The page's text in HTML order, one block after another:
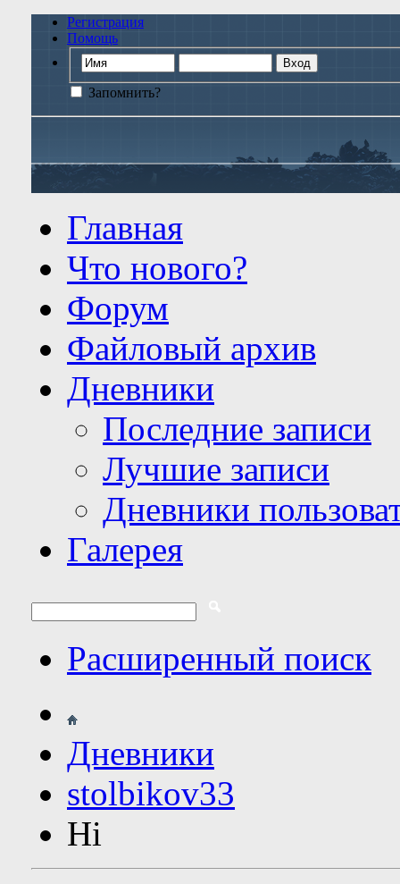
Регистрация
Помощь
Запомнить?
Главная
Что нового?
Форум
Файловый архив
Дневники
Последние записи
Лучшие записи
Дневники
Галерея
Расширенный поиск
Дневники
stolbikov33
Hi